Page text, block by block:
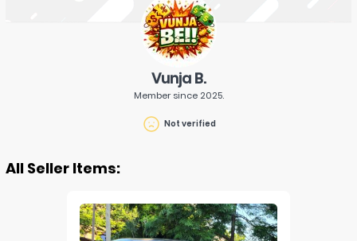
Vunja B.
Member since 2025.
Not verified
All Seller Items: